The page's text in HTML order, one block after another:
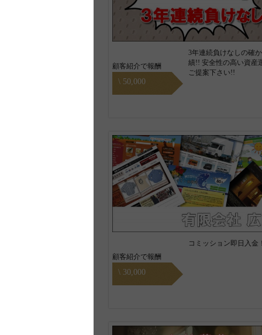
3年連続負けなしの確
績!! 安全性の高い資産
ご提案下さい!!
\ 50,000
顧客紹介で報酬
コミッション即日入金
\ 30,000
顧客紹介で報酬